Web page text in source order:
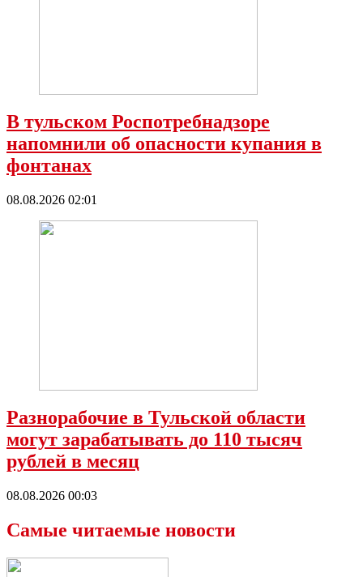
В тульском Роспотребнадзоре
напомнили об опасности купания в
фонтанах
08.08.2026 02:01
Разнорабочие в Тульской области
могут зарабатывать до 110 тысяч
рублей в месяц
08.08.2026 00:03
Самые читаемые новости